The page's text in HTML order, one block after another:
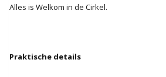
Alles is Welkom in de Cirkel.
Praktische details